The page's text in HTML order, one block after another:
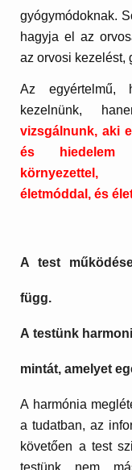
gyógymódoknak.
hagyja el az
az orvosi kezelést,
Az egyértelmű,
kezelnünk,
vizsgálnunk, aki
és hiedelem
környezettel,
életmóddal, és
A test
függ.
A testünk
mintát, amelyet
A harmónia
a tudatban, az
követően a test
testünk nem